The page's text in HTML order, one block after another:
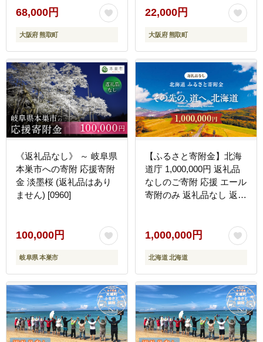
68,000円
大阪府 熊取町
22,000円
大阪府 熊取町
《返礼品なし》 ～ 岐阜県
本巣市への寄附 応援寄附
金 淡墨桜 (返礼品はあり
ません) [0960]
100,000円
岐阜県 本巣市
【ふるさと寄附金】北海
道庁 1,000,000円 返礼品
なしのご寄附 応援 エール
寄附のみ 返礼品なし 返礼
1,000,000円
北海道 北海道